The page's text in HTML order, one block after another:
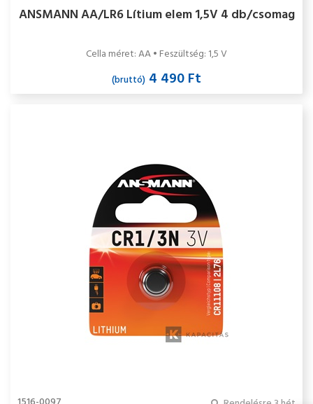
ANSMANN AA/LR6 Lítium elem 1,5V 4 db/csomag
Cella méret: AA • Feszültség: 1,5 V
(bruttó) 4 490 Ft